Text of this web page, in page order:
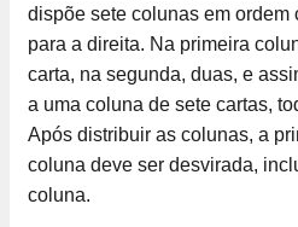
dispõe sete colunas em ordem
para a direita. Na primeira
carta, na segunda, duas, e
a uma coluna de sete cartas,
Após distribuir as colunas, a
coluna deve ser desvirada,
coluna.